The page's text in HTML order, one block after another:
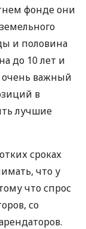
фонде они
и половина
до 10 лет и
очень важный
в
лучшие
сроках
что у
что спрос
со